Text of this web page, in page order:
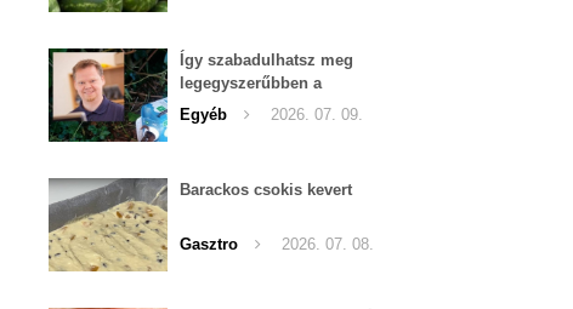
Így szabadulhatsz meg
legegyszerűbben a
pucércsigáktól
Egyéb 2026. 07. 09.
Barackos csokis kevert
Gasztro 2026. 07. 08.